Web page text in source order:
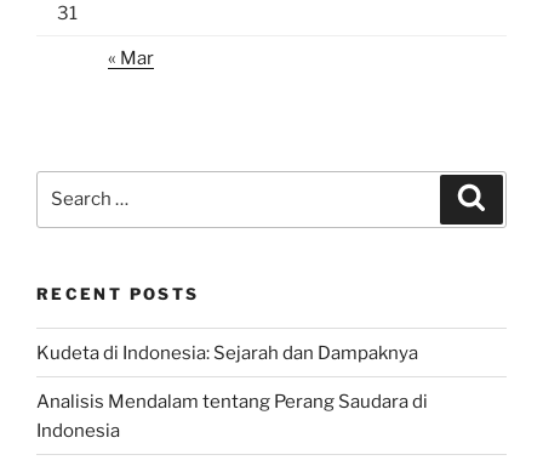
31
« Mar
RECENT POSTS
Kudeta di Indonesia: Sejarah dan Dampaknya
Analisis Mendalam tentang Perang Saudara di
Indonesia